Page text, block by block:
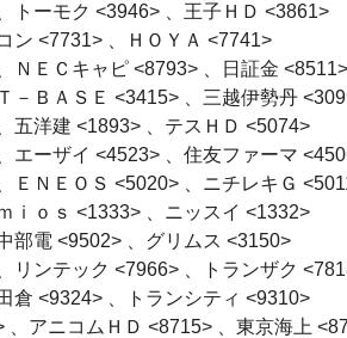
ーモク <3946> 、王子ＨＤ <3861>
ン <7731> 、ＨＯＹＡ <7741>
ＥＣキャピ <8793> 、日証金 <8511>
ＢＡＳＥ <3415> 、三越伊勢丹
五洋建 <1893> 、テスＨＤ <5074>
ーザイ <4523> 、住友ファーマ
ＮＥＯＳ <5020> 、ニチレキＧ
ｉｏｓ <1333> 、ニッスイ <1332>
部電 <9502> 、グリムス <3150>
ンテック <7966> 、トランザク
倉 <9324> 、トランシティ <9310>
アニコムＨＤ <8715> 、東京海上